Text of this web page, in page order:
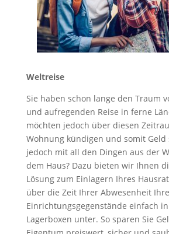
Weltreise
Sie haben schon lange den Traum
und aufregenden Reise in ferne
möchten jedoch über diesen
Wohnung kündigen und somit Geld
jedoch mit all den Dingen aus der
dem Haus? Dazu bieten wir Ihnen
Lösung zum Einlagern Ihres
über die Zeit Ihrer Abwesenheit
Einrichtungsgegenstände einfach
Lagerboxen unter. So sparen Sie